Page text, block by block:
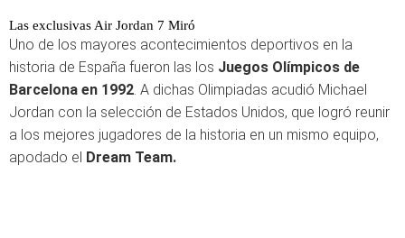
Las exclusivas Air Jordan 7 Miró
Uno de los mayores acontecimientos deportivos en la
historia de España fueron las los Juegos Olímpicos de
Barcelona en 1992. A dichas Olimpiadas acudió Michael
Jordan con la selección de Estados Unidos, que logró reunir
a los mejores jugadores de la historia en un mismo equipo,
apodado el Dream Team.